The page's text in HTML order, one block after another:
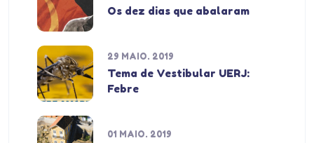
Os dez dias que abalaram
29 MAIO. 2019
Tema de Vestibular UERJ:
Febre
01 MAIO. 2019